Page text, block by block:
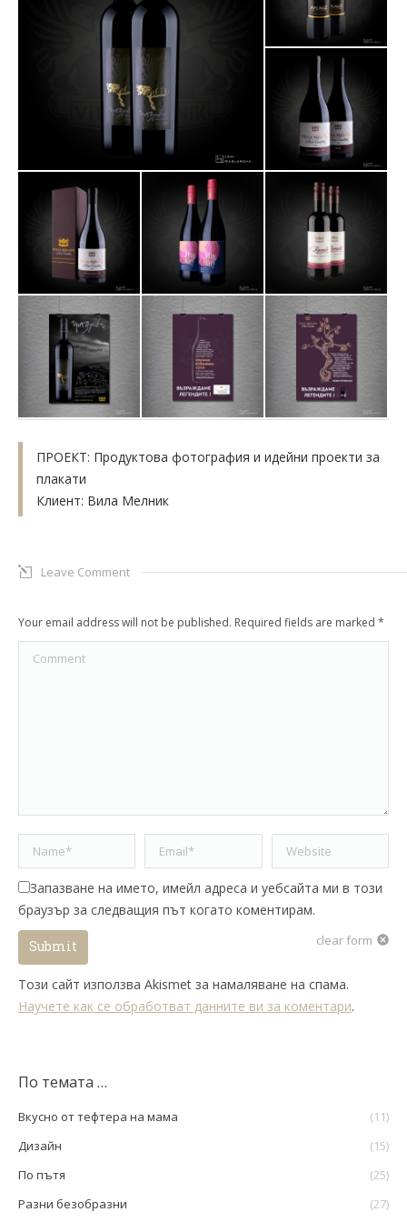
ПРОЕКТ: Продуктова фотография и идейни проекти за
плакати
Клиент: Вила Мелник
Leave Comment
Your email address will not be published. Required fields are marked *
Comment
Name * Email * Website
Запазване на името, имейл адреса и уебсайта ми в този
браузър за следващия път когато коментирам.
clear form
Submit
Този сайт използва Akismet за намаляване на спама.
Научете как се обработват данните ви за коментари.
По темата …
Вкусно от тефтера на мама
(11)
Дизайн
(15)
По пътя
(25)
Разни безобразни
(27)